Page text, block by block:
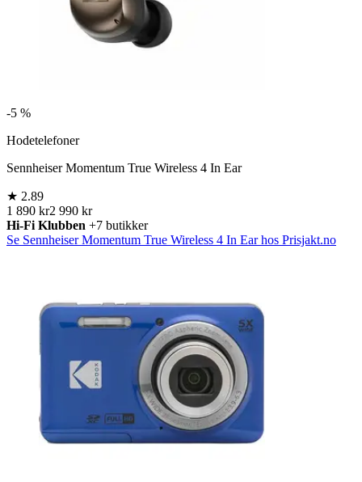
-5 %
Hodetelefoner
Sennheiser Momentum True Wireless 4 In Ear
★ 2.89
1 890 kr2 990 kr
Hi-Fi Klubben +7 butikker
Se Sennheiser Momentum True Wireless 4 In Ear hos Prisjakt.no